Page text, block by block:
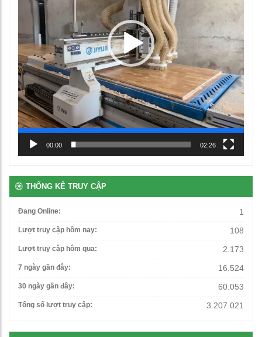
00:00 02:26
THỐNG KÊ TRUY CẬP
Đang Online: 1
Lượt truy cập hôm nay: 108
Lượt truy cập hôm qua: 2.173
7 ngày gần đây: 16.524
30 ngày gần đây: 60.053
Tổng số lượt truy cập: 3.207.021
Ghế học sinh chân chữ L
Bàn học đơn gấp gọn
Ghế xoay văn phòng
1,500,000
Bàn giáo viên có hộc ngăn kéo
3,560,000